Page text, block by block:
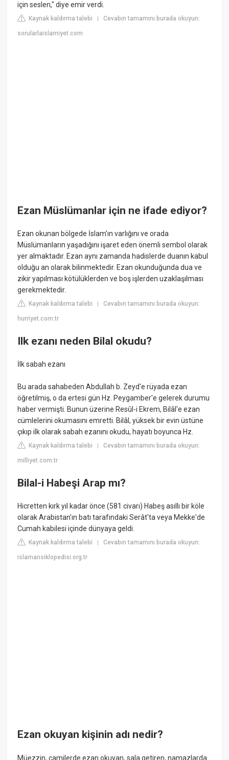
için seslen," diye emir verdi.
Kaynak kaldırma talebi |Cevabın tamamını burada okuyun:
sorularlaislamiyet.com
Ezan Müslümanlar için ne ifade ediyor?
Ezan okunan bölgede İslam'ın varlığını ve orada
Müslümanların yaşadığını işaret eden önemli sembol olarak
yer almaktadır. Ezan aynı zamanda hadislerde duanın kabul
olduğu an olarak bilinmektedir. Ezan okunduğunda dua ve
zikir yapılması kötülüklerden ve boş işlerden uzaklaşılması
gerekmektedir.
Kaynak kaldırma talebi |Cevabın tamamını burada okuyun:
hurriyet.com.tr
Ilk ezanı neden Bilal okudu?
İlk sabah ezanı
Bu arada sahabeden Abdullah b. Zeyd'e rüyada ezan
öğretilmiş, o da ertesi gün Hz. Peygamber'e gelerek durumu
haber vermişti. Bunun üzerine Resûl-i Ekrem, Bilâl'e ezan
cümlelerini okumasını emretti. Bilâl, yüksek bir evin üstüne
çıkıp ilk olarak sabah ezanını okudu, hayatı boyunca Hz.
Kaynak kaldırma talebi |Cevabın tamamını burada okuyun:
milliyet.com.tr
Bilal-i Habeşi Arap mı?
Hicretten kırk yıl kadar önce (581 civarı) Habeş asıllı bir köle
olarak Arabistan'ın batı tarafındaki Serât'ta veya Mekke'de
Cumah kabilesi içinde dünyaya geldi.
Kaynak kaldırma talebi |Cevabın tamamını burada okuyun:
islamansiklopedisi.org.tr
Ezan okuyan kişinin adı nedir?
Müezzin, camilerde ezan okuyan, sala getiren, namazlarda